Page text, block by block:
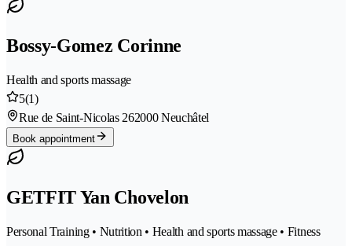
Bossy-Gomez Corinne
Health and sports massage
5(1)
Rue de Saint-Nicolas 262000 Neuchâtel
Book appointment
GETFIT Yan Chovelon
Personal Training • Nutrition • Health and sports massage • Fitness